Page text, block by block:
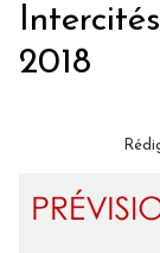
2018